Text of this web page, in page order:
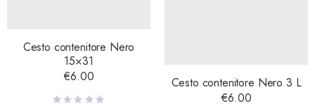
Cesto contenitore Nero
15×31
€6.00
Cesto contenitore Nero 3 L
€6.00